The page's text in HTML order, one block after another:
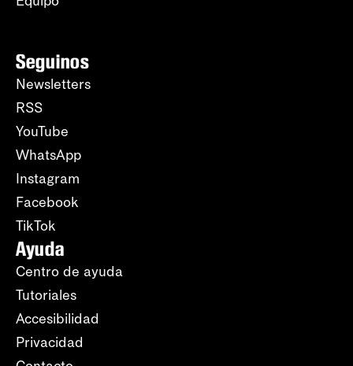
Seguinos
Newsletters
RSS
YouTube
WhatsApp
Instagram
Facebook
TikTok
Ayuda
Centro de ayuda
Tutoriales
Accesibilidad
Privacidad